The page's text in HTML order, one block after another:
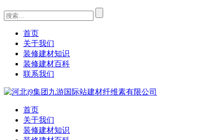
首页
关于我们
装修建材知识
装修建材百科
联系我们
首页
关于我们
装修建材知识